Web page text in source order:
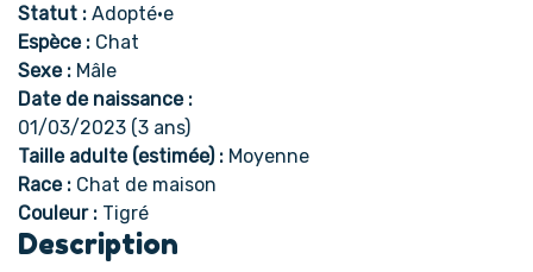
Statut : Adopté•e
Espèce : Chat
Sexe : Mâle
Date de naissance :
01/03/2023 (3 ans)
Taille adulte (estimée) : Moyenne
Race : Chat de maison
Couleur : Tigré
Description